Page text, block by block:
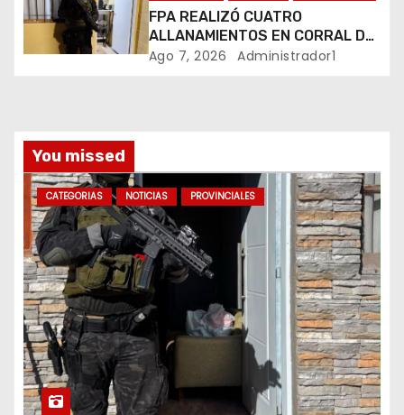
r
a
a
s
FPA REALIZÓ CUATRO
ALLANAMIENTOS EN CORRAL DE
BUSTOS-IFFLINGER
Ago 7, 2026 Administrador1
You missed
CATEGORIAS NOTICIAS PROVINCIALES